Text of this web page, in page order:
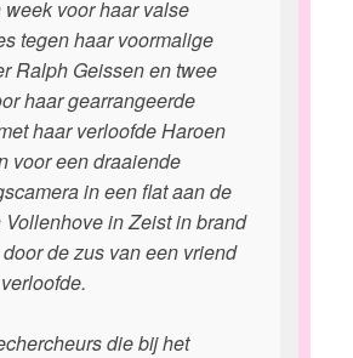
week voor haar valse
tegen haar voormalige
Ralph Geissen en twee
haar gearrangeerde
haar verloofde Haroen
voor een draaiende
in een flat aan de
in Zeist in brand
de zus van een vriend
die bij het